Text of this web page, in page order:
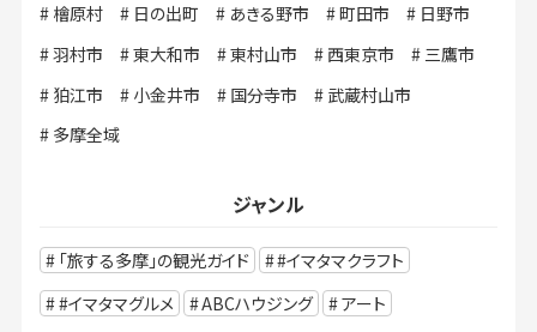
檜原村
日の出町 あきる野市 町田市
日野市
羽村市
東大和市 東村山市 西東京市
三鷹市
狛江市
小金井市 国分寺市
武蔵村山市
多摩全域
ジャンル
「旅する多摩」の観光ガイド
#イマタマクラフト
#イマタマグルメ
ABCハウジング
アート